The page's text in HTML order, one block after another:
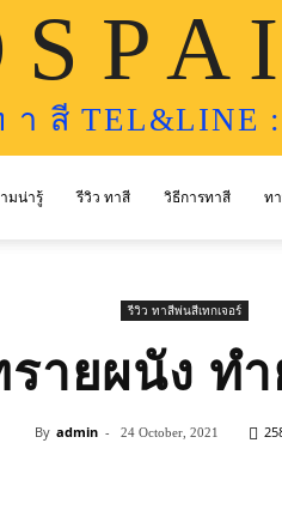
S P A
า สี TEL&LINE :
มน่ารู้ รีวิว ทาสี วิธีการทาสี ท
รีวิว ทาสีพ่นสีเทกเจอร์
ายผนัง ทำ
By admin - 24 October, 2021